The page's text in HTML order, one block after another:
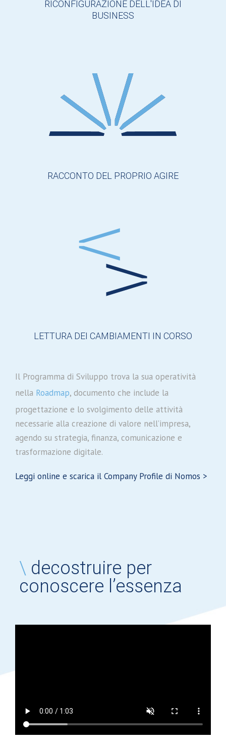
Il Programma di Sviluppo trova la sua operatività
nella Roadmap, documento che include la
progettazione e lo svolgimento delle attività
necessarie alla creazione di valore nell’impresa,
agendo su strategia, finanza, comunicazione e
trasformazione digitale.
Leggi online e scarica il Company Profile di Nomos >
RICONFIGURAZIONE DELL'IDEA DI
BUSINESS
RACCONTO DEL PROPRIO AGIRE
LETTURA DEI CAMBIAMENTI IN CORSO
\ decostruire per
conoscere l’essenza